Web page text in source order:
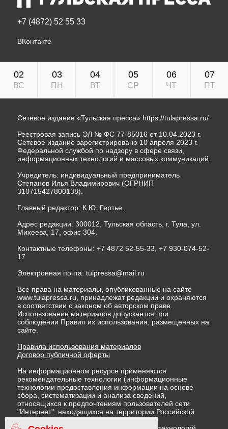
+7 (4872) 52 55 33
ВКонтакте
02
ВС
03
ПН
04
ВТ
05
СР
06
ЧТ
07
ПТ
Сетевое издание «Тульская пресса» https://tulapressa.ru/
Реестровая запись ЭЛ № ФС 77-85016 от 10.04.2023 г.
Сетевое издание зарегистрировано 10 апреля 2023 г.
Федеральной службой по надзору в сфере связи,
информационных технологий и массовых коммуникаций.
Учредитель: индивидуальный предприниматель
Степанов Илья Владимирович (ОГРНИП
310715427800138).
Главный редактор: К.Ю. Гертье.
Адрес редакции: 300012, Тульская область, г. Тула, ул.
Михеева, 17, офис 304.
Контактные телефоны: +7 4872 52-55-33, +7 930-074-52-
17
Электронная почта: tulpressa@mail.ru
Все права на материалы, опубликованные на сайте
www.tulapressa.ru, принадлежат редакции и охраняются
в соответствии с законом об авторском праве.
Использование материалов допускается при
соблюдении Правил их использования, размещенных на
сайте.
Правила использования материалов
Договор публичной оферты
На информационном ресурсе применяются
рекомендательные технологии (информационные
технологии предоставления информации на основе
сбора, систематизации и анализа сведений,
относящихся к предпочтениям пользователей сети
"Интернет", находящихся на территории Российской
Федерации)